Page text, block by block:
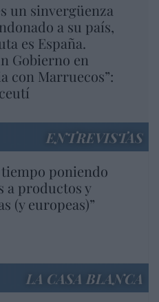
un sinvergüenza
a su país,
es España.
Gobierno en
con Marruecos”:
ENTREVISTAS
poniendo
a productos y
(y europeas)”
LA CASA BLANCA